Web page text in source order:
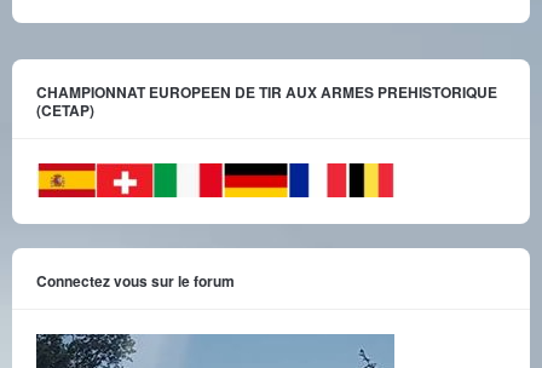
CHAMPIONNAT EUROPEEN DE TIR AUX ARMES PREHISTORIQUE
(CETAP)
Connectez vous sur le forum